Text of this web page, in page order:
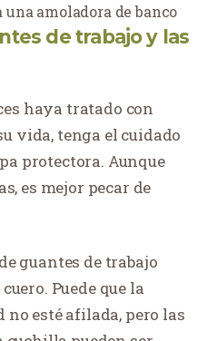
amoladora de banco
de trabajo y las
haya tratado con
vida, tenga el cuidado
protectora. Aunque
es mejor pecar de
guantes de trabajo
Puede que la
esté afilada, pero las